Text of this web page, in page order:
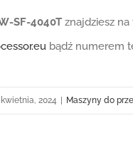
SF-4040Tznajdziesz na
bądź numerem
kwietnia, 2024 | Maszyny do